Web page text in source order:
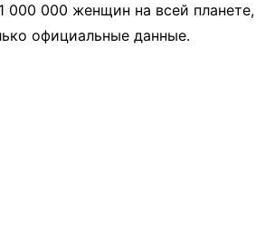
000 000 женщин на всей планете,
официальные данные.